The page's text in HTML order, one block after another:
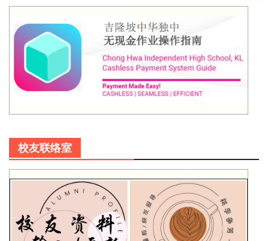
校友联络室